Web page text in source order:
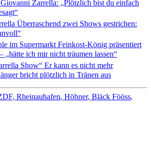
Giovanni Zarrella: „Plötzlich bist du einfach
Überraschend zwei Shows gestrichen:
im Supermarkt Feinkost-König präsentiert
„hätte ich mir nicht träumen lassen“
Show“ Er kann es nicht mehr
bricht plötzlich in Tränen aus
Rheinauhafen Höhner Bläck Fööss